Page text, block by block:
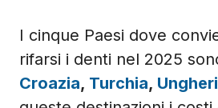
I cinque Paesi dove
rifarsi i denti nel 2025
Croazia, Turchia,